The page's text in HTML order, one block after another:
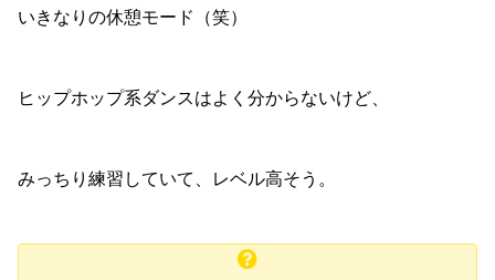
いきなりの休憩モード（笑）
ヒップホップ系ダンスはよく分からないけど、
みっちり練習していて、レベル高そう。